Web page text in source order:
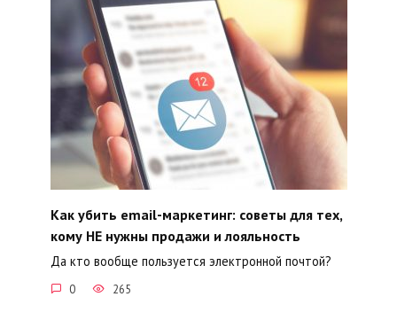
Как убить email-маркетинг: советы для тех,
кому НЕ нужны продажи и лояльность
Да кто вообще пользуется электронной почтой?
0 265